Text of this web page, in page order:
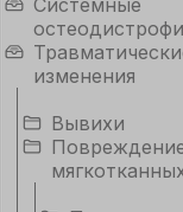
Системные
изменения
Вывихи